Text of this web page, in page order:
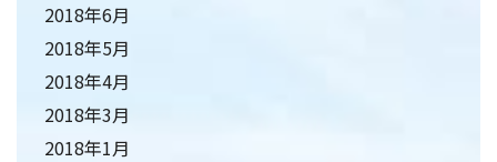
2018年6月
2018年5月
2018年4月
2018年3月
2018年1月